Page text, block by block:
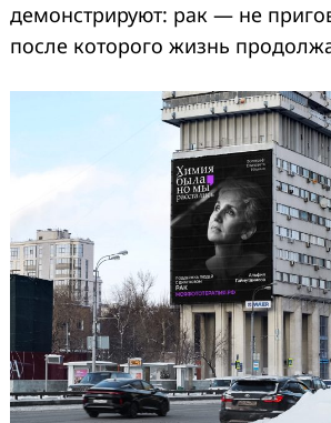
демонстрируют: рак — не
после которого жизнь